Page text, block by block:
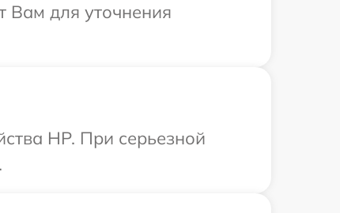
Вам для уточнения
HP. При серьезной